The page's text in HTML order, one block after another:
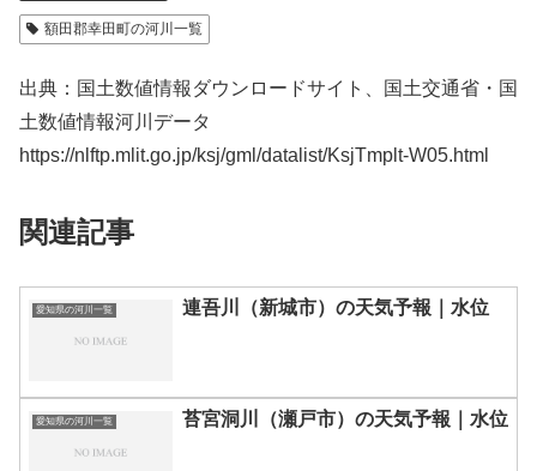
額田郡幸田町の河川一覧
出典：国土数値情報ダウンロードサイト、国土交通省・国
土数値情報河川データ
https://nlftp.mlit.go.jp/ksj/gml/datalist/KsjTmplt-W05.html
関連記事
愛知県の河川一覧 連吾川（新城市）の天気予報｜水位
愛知県の河川一覧 苔宮洞川（瀬戸市）の天気予報｜水位